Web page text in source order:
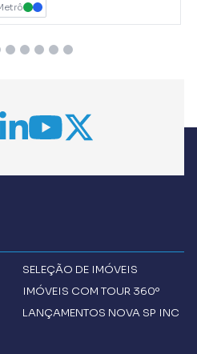
VERDEAZUL
SELEÇÃO DE IMÓVEIS
IMÓVEIS COM TOUR 360º
LANÇAMENTOS NOVA SP INC